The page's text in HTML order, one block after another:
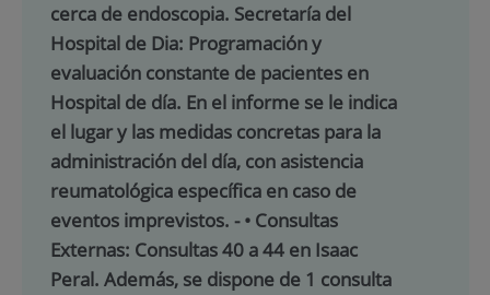
cerca de endoscopia. Secretaría del
Hospital de Dia: Programación y
evaluación constante de pacientes en
Hospital de día. En el informe se le indica
el lugar y las medidas concretas para la
administración del día, con asistencia
reumatológica específica en caso de
eventos imprevistos. - • Consultas
Externas: Consultas 40 a 44 en Isaac
Peral. Además, se dispone de 1 consulta